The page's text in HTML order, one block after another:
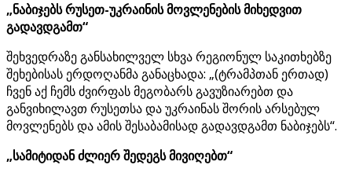
„ნაბიჯებს რუსეთ-უკრაინის მოვლენების მიხედვით
გადავდგამთ“
შეხვედრაზე განსახილველ სხვა რეგიონულ საკითხებზე
შეხებისას ერდოღანმა განაცხადა: „(ტრამპთან ერთად)
ჩვენ აქ ჩემს ძვირფას მეგობარს გავუზიარებთ და
განვიხილავთ რუსეთსა და უკრაინას შორის არსებულ
მოვლენებს და ამის შესაბამისად გადავდგამთ ნაბიჯებს“.
„სამიტიდან ძლიერ შედეგს მივიღებთ“